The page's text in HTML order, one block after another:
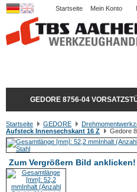
Startseite Mein Konto
GEDORE 8756-04
Startseite GEDORE
Aufsteck Innensechskant 16 Z
Gedore
Zum Vergrößern Bild anklicken!